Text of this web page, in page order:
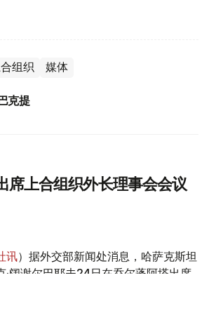
组织 媒体
克提
席上合组织外长理事会会议
讯）据外交部新闻处消息，哈萨克斯坦
·阔谢尔巴耶夫24日在乔尔蓬阿塔出席